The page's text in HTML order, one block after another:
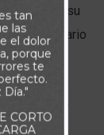
a aceptar su
Es lo contrario
dentro,
de
tan
las
el dolor
porque
te
CORTO